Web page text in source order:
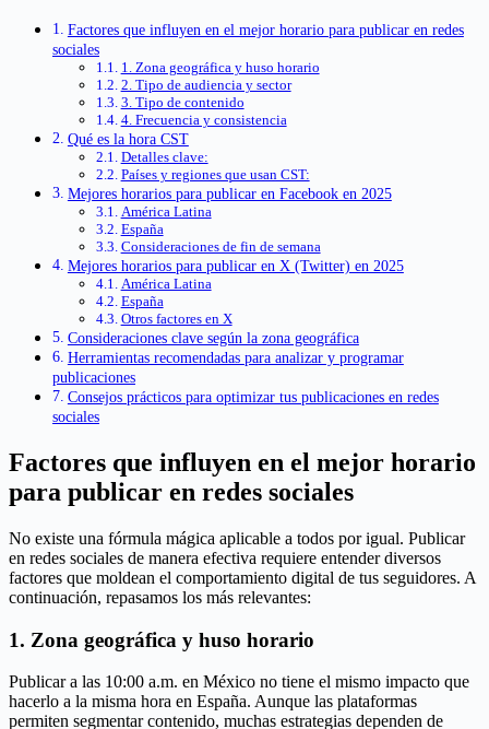
Factores que influyen en el mejor horario para publicar en redes
sociales
1. Zona geográfica y huso horario
2. Tipo de audiencia y sector
3. Tipo de contenido
4. Frecuencia y consistencia
Qué es la hora CST
Detalles clave:
Países y regiones que usan CST:
Mejores horarios para publicar en Facebook en 2025
América Latina
España
Consideraciones de fin de semana
Mejores horarios para publicar en X (Twitter) en 2025
América Latina
España
Otros factores en X
Consideraciones clave según la zona geográfica
Herramientas recomendadas para analizar y programar
publicaciones
Consejos prácticos para optimizar tus publicaciones en redes
sociales
Factores que influyen en el mejor horario
para publicar en redes sociales
No existe una fórmula mágica aplicable a todos por igual. Publicar
en redes sociales de manera efectiva requiere entender diversos
factores que moldean el comportamiento digital de tus seguidores. A
continuación, repasamos los más relevantes:
1. Zona geográfica y huso horario
Publicar a las 10:00 a.m. en México no tiene el mismo impacto que
hacerlo a la misma hora en España. Aunque las plataformas
permiten segmentar contenido, muchas estrategias dependen de